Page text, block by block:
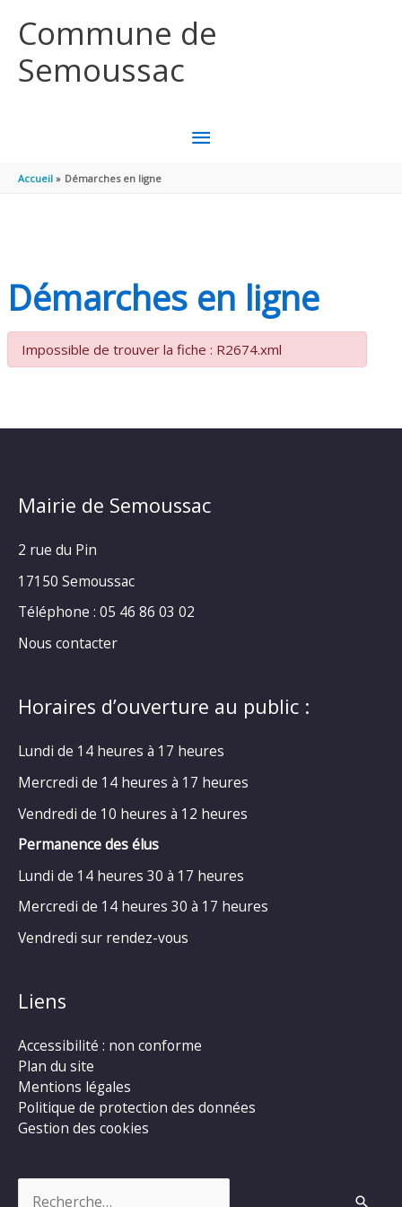
Commune de
Semoussac
MENU
Accueil Démarches en ligne
Démarches en ligne
Impossible de trouver la fiche : R2674.xml
Mairie de Semoussac
2 rue du Pin
17150 Semoussac
Téléphone : 05 46 86 03 02
Nous contacter
Horaires d’ouverture au public :
Lundi de 14 heures à 17 heures
Mercredi de 14 heures à 17 heures
Vendredi de 10 heures à 12 heures
Permanence des élus
Lundi de 14 heures 30 à 17 heures
Mercredi de 14 heures 30 à 17 heures
Vendredi sur rendez-vous
Liens
Accessibilité : non conforme
Plan du site
Mentions légales
Politique de protection des données
Gestion des cookies